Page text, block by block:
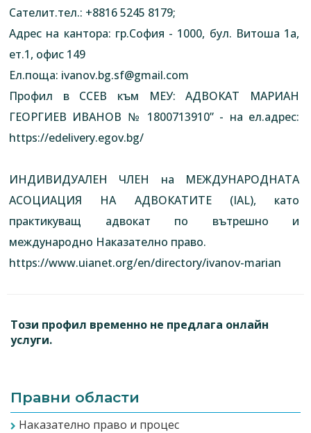
Сателит.тел.: +8816 5245 8179;
Адрес на кантора: гр.София - 1000, бул. Витоша 1а,
ет.1, офис 149
Ел.поща: ivanov.bg.sf@gmail.com
Профил в ССЕВ към МЕУ: АДВОКАТ МАРИАН
ГЕОРГИЕВ ИВАНОВ № 1800713910” - на ел.адрес:
https://edelivery.egov.bg/
ИНДИВИДУАЛЕН ЧЛЕН на МЕЖДУНАРОДНАТА
АСОЦИАЦИЯ НА АДВОКАТИТЕ (IAL), като
практикуващ адвокат по вътрешно и
международно Наказателно право.
https://www.uianet.org/en/directory/ivanov-marian
Този профил временно не предлага онлайн
услуги.
Правни области
Наказателно право и процес